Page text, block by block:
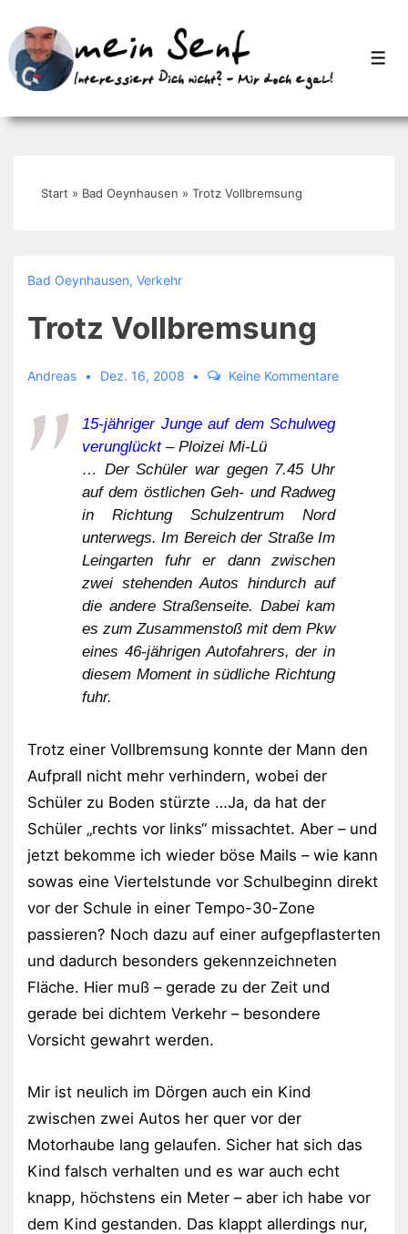
Zum
Inhalt
Start » Bad Oeynhausen » Trotz Vollbremsung
Bad Oeynhausen, Verkehr
Trotz Vollbremsung
Andreas Dez. 16, 2008 Keine Kommentare
15-jähriger Junge auf dem Schulweg
verunglückt– Ploizei Mi-Lü
… Der Schüler war gegen 7.45 Uhr
auf dem östlichen Geh- und Radweg
in Richtung Schulzentrum Nord
unterwegs. Im Bereich der Straße Im
Leingarten fuhr er dann zwischen
zwei stehenden Autos hindurch auf
die andere Straßenseite. Dabei kam
es zum Zusammenstoß mit dem Pkw
eines 46-jährigen Autofahrers, der in
diesem Moment in südliche Richtung
fuhr.
Trotz einer Vollbremsung konnte der Mann den
Aufprall nicht mehr verhindern, wobei der
Schüler zu Boden stürzte …Ja, da hat der
Schüler „rechts vor links“ missachtet. Aber – und
jetzt bekomme ich wieder böse Mails – wie kann
sowas eine Viertelstunde vor Schulbeginn direkt
vor der Schule in einer Tempo-30-Zone
passieren? Noch dazu auf einer aufgepflasterten
und dadurch besonders gekennzeichneten
Fläche. Hier muß – gerade zu der Zeit und
gerade bei dichtem Verkehr – besondere
Vorsicht gewahrt werden.
Mir ist neulich im Dörgen auch ein Kind
zwischen zwei Autos her quer vor der
Motorhaube lang gelaufen. Sicher hat sich das
Kind falsch verhalten und es war auch echt
knapp, höchstens ein Meter – aber ich habe vor
dem Kind gestanden. Das klappt allerdings nur,